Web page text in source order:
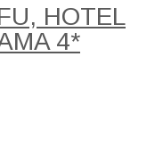
HOTEL
4*